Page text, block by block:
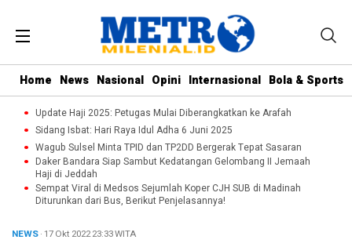
Home News Nasional Opini Internasional Bola & Sports
Update Haji 2025: Petugas Mulai Diberangkatkan ke Arafah
Sidang Isbat: Hari Raya Idul Adha 6 Juni 2025
Wagub Sulsel Minta TPID dan TP2DD Bergerak Tepat Sasaran
Daker Bandara Siap Sambut Kedatangan Gelombang II Jemaah
Haji di Jeddah
Sempat Viral di Medsos Sejumlah Koper CJH SUB di Madinah
Diturunkan dari Bus, Berikut Penjelasannya!
NEWS· 17 Okt 202223:33WITA